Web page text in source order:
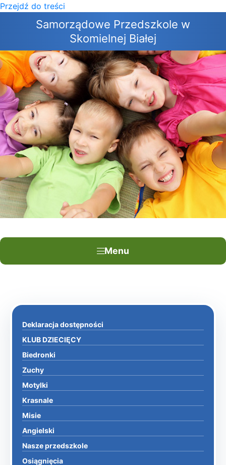
Przejdź do treści
Samorządowe Przedszkole w
Skomielnej Białej
Menu
×
Deklaracja dostępności
KLUB DZIECIĘCY
Biedronki
Zuchy
Motylki
Krasnale
Misie
Angielski
Nasze przedszkole
Osiągnięcia